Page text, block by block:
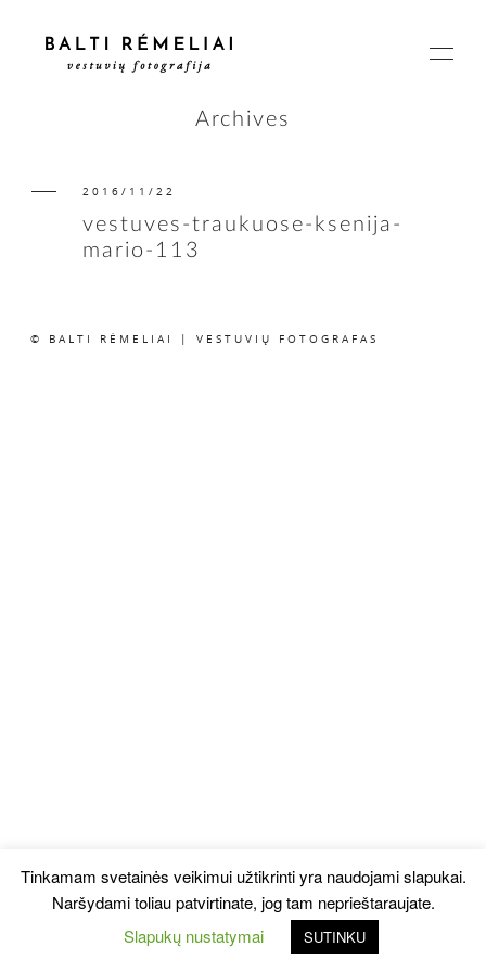
PAGRINDINIS
ISTORIJOS
Archives
2016/11/22
vestuves-traukuose-ksenija-
mario-113
© BALTI RĖMELIAI | VESTUVIŲ FOTOGRAFAS
Tinkamam svetainės veikimui užtikrinti yra naudojami slapukai.
Naršydami toliau patvirtinate, jog tam neprieštaraujate.
Slapukų nustatymai
SUTINKU